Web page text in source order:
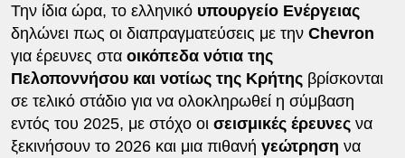
Την ίδια ώρα, το ελληνικό υπουργείο Ενέργειας
δηλώνει πως οι διαπραγματεύσεις με την Chevron
για έρευνες στα οικόπεδα νότια της
Πελοποννήσου και νοτίως της Κρήτηςβρίσκονται
σε τελικό στάδιο για να ολοκληρωθεί η σύμβαση
εντός του 2025, με στόχο οι σεισμικές έρευνεςνα
ξεκινήσουν το 2026 και μια πιθανή γεώτρηση να